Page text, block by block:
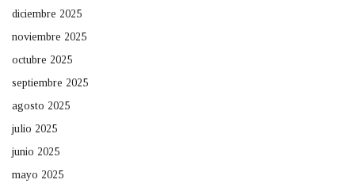
diciembre 2025
noviembre 2025
octubre 2025
septiembre 2025
agosto 2025
julio 2025
junio 2025
mayo 2025